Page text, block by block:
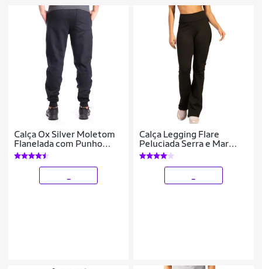
Calça Ox Silver Moletom
Flanelada com Punho
Casual Masculina
Calça Legging Flare
Peluciada Serra e Mar
Boca de Sino Bailarina
Cintura Cós Alto Moda
Fitness